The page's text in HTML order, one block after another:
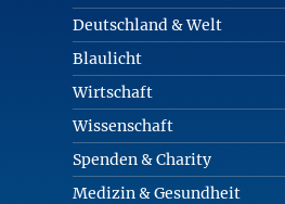
Deutschland & Welt
Blaulicht
Wirtschaft
Wissenschaft
Spenden & Charity
Medizin & Gesundheit